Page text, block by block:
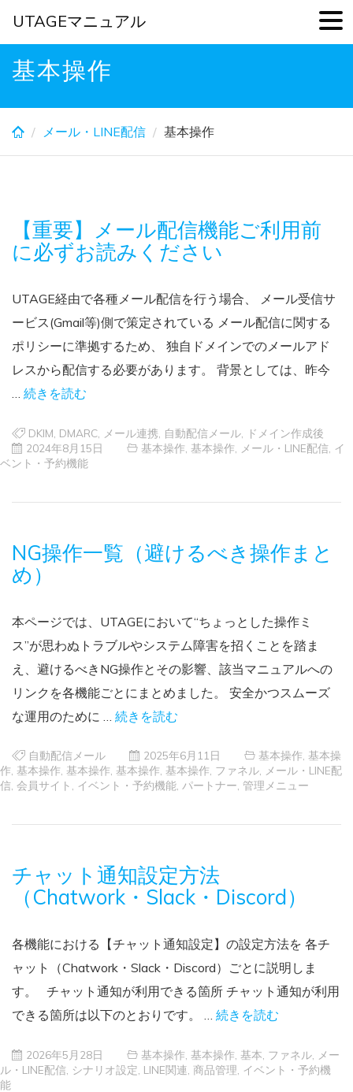
Skip
基本操作
メール・LINE配信 基本操作
【重要】メール配信機能ご利用前
に必ずお読みください
UTAGE経由で各種メール配信を行う場合、 メール受信サ
ービス(Gmail等)側で策定されている メール配信に関する
ポリシーに準拠するため、 独自ドメインでのメールアド
レスから配信する必要があります。 背景としては、昨今
… 続きを読む
DKIM DMARC メール連携 自動配信メール
ドメイン作成後
2024年8月15日
基本操作 基本操作 メール・LINE配信 イ
ベント・予約機能
NG操作一覧（避けるべき操作まと
め）
本ページでは、UTAGEにおいて“ちょっとした操作ミ
ス”が思わぬトラブルやシステム障害を招くことを踏ま
え、避けるべきNG操作とその影響、該当マニュアルへの
リンクを各機能ごとにまとめました。 安全かつスムーズ
な運用のために … 続きを読む
自動配信メール 2025年6月11日 基本操作 基本操
作 基本操作 基本操作 基本操作 基本操作 ファネル
メール・LINE配
信 会員サイト イベント・予約機能 パートナー 管理メニュー
チャット通知設定方法
（Chatwork・Slack・Discord）
各機能における【チャット通知設定】の設定方法を 各チ
ャット（Chatwork・Slack・Discord）ごとに説明しま
す。 チャット通知が利用できる箇所 チャット通知が利用
できる箇所は以下のとおりです。 … 続きを読む
2026年5月28日 基本操作 基本操作 基本 ファネル
メー
ル・LINE配信 シナリオ設定 LINE関連 商品管理 イベント・予約機
能
UTAGEマニュアル